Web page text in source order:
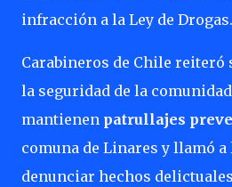
infracción a la Ley de Drogas.
Carabineros de Chile
la seguridad de la
mantienen patrullajes
comuna de Linares y llamó a
denunciar hechos